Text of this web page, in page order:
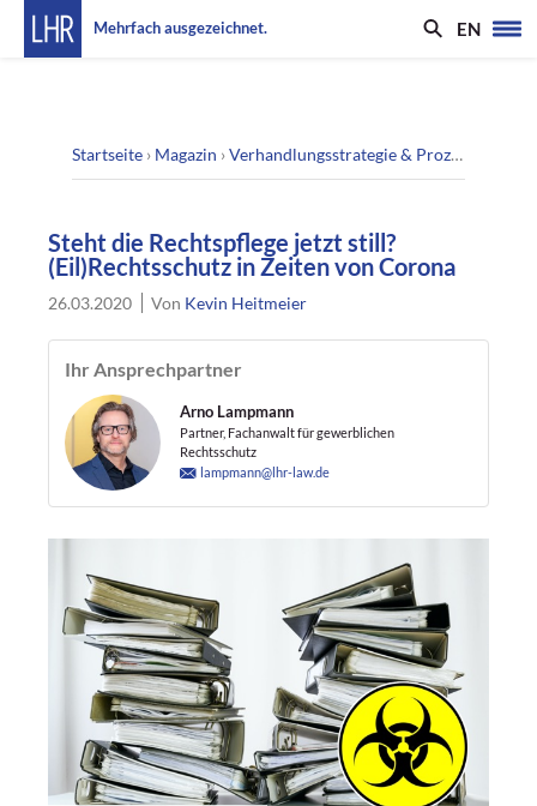
Mehrfach ausgezeichnet. EN
Startseite › Magazin ›Verhandlungsstrategie & Prozesstaktik
Steht die Rechtspflege jetzt still?
(Eil)Rechtsschutz in Zeiten von Corona
26.03.2020 Von Kevin Heitmeier
Ihr Ansprechpartner
Arno Lampmann
Partner, Fachanwalt für gewerblichen
Rechtsschutz
lampmann@lhr-law.de